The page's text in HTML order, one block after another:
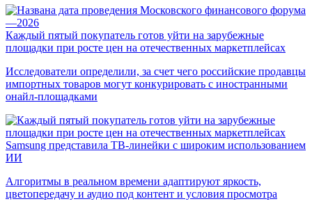
Каждый пятый покупатель готов уйти на зарубежные
площадки при росте цен на отечественных маркетплейсах
Исследователи определили, за счет чего российские продавцы
импортных товаров могут конкурировать с иностранными
онайл-площадками
Samsung представила ТВ-линейки с широким использованием
ИИ
Алгоритмы в реальном времени адаптируют яркость,
цветопередачу и аудио под контент и условия просмотра